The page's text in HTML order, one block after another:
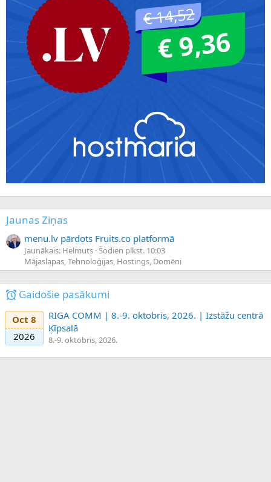
Jaunas Ziņas
menu.lv pārdots Fruits.co platformā
Jaunākais: Helmuts Šodien plkst. 10:03
Mājaslapas, Tehnoloģijas, Hostings, Domēni
Gaidošie pasākumi
Oct 8
2026
RIGA COMM | 8.-9. oktobris, 2026. | Izstāžu centrā
Ķīpsalā
8.-9. oktobris, 2026.